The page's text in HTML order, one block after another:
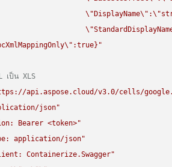
\" DisplayName\" :\"
\"
\" :true}"
เป็น XLS
api.aspose.cloud/v3.0/cells/
json"
Bearer <token>"
application/json"
Containerize.Swagger"